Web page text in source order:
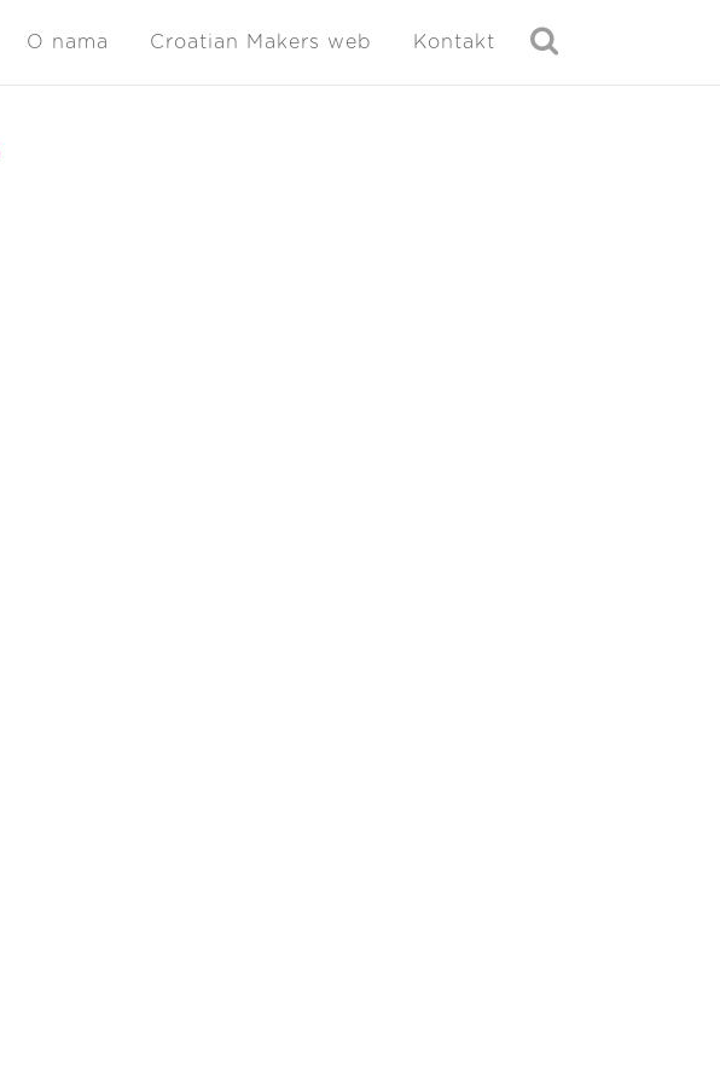
O nama Croatian Makers web Kontakt